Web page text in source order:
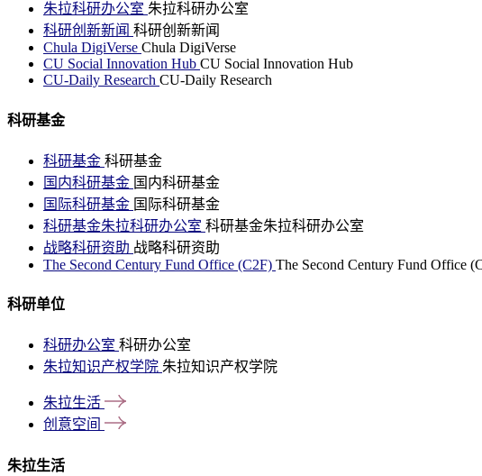
朱拉科研办公室 朱拉科研办公室
科研创新新闻 科研创新新闻
Chula DigiVerse Chula DigiVerse
CU Social Innovation Hub CU Social Innovation Hub
CU-Daily Research CU-Daily Research
科研基金
科研基金 科研基金
国内科研基金 国内科研基金
国际科研基金 国际科研基金
科研基金朱拉科研办公室 科研基金朱拉科研办公室
战略科研资助 战略科研资助
The Second Century Fund Office (C2F) The Second Century Fund Office
科研单位
科研办公室 科研办公室
朱拉知识产权学院 朱拉知识产权学院
朱拉生活
创意空间
朱拉生活